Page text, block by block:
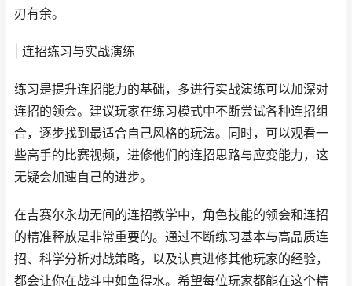
刃有余。
| 连招练习与实战演练
练习是提升连招能力的基础，多进行实战演练可以加深对
连招的领会。建议玩家在练习模式中不断尝试各种连招组
合，逐步找到最适合自己风格的玩法。同时，可以观看一
些高手的比赛视频，进修他们的连招思路与应变能力，这
无疑会加速自己的进步。
在吉赛尔永劫无间的连招教学中，角色技能的领会和连招
的精准释放是非常重要的。通过不断练习基本与高品质连
招、科学分析对战策略，以及认真进修其他玩家的经验，
都会让你在战斗中如鱼得水。希望每位玩家都能在这个精